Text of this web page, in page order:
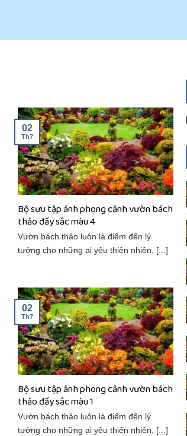
Bộ sưu tập ảnh phong cảnh vườn bách
thảo đầy sắc màu 4
Vườn bách thảo luôn là điểm đến lý
tưởng cho những ai yêu thiên nhiên, [...]
02
Th7
Bộ sưu tập ảnh phong cảnh vườn bách
thảo đầy sắc màu 1
Vườn bách thảo luôn là điểm đến lý
tưởng cho những ai yêu thiên nhiên, [...]
02
Th7